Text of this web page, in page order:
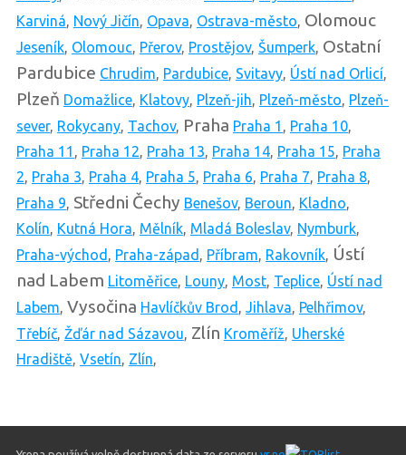
Karviná, Nový Jičín, Opava, Ostrava-město, Olomouc
Jeseník, Olomouc, Přerov, Prostějov, Šumperk, Ostatní
Pardubice Chrudim, Pardubice, Svitavy, Ústí nad Orlicí,
Plzeň Domažlice, Klatovy, Plzeň-jih, Plzeň-město, Plzeň-
sever, Rokycany, Tachov, Praha Praha 1 , Praha 10,
Praha 11 , Praha 12, Praha 13, Praha 14, Praha 15, Praha
2, Praha 3, Praha 4, Praha 5, Praha 6, Praha 7, Praha 8,
Praha 9, Středni Čechy Benešov, Beroun, Kladno,
Kolín, Kutná Hora, Mělník, Mladá Boleslav, Nymburk,
Praha-východ , Praha-západ , Příbram, Rakovník, Ústí
nad Labem Litoměřice, Louny, Most, Teplice, Ústí nad
Labem, Vysočina Havlíčkův Brod , Jihlava, Pelhřimov,
Třebíč, Žďár nad Sázavou, Zlín Kroměříž, Uherské
Hradiště, Vsetín, Zlín,